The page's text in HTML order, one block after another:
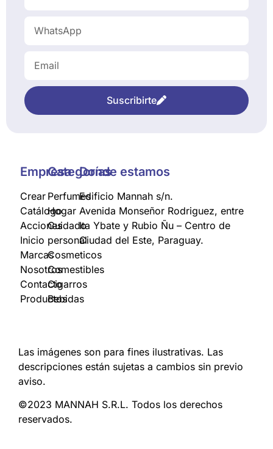
Suscribirte
Empresa
Crear
Catálogo
Acciones
Inicio
Marcas
Nosotros
Contacto
Productos
Categorías
Perfumes
Hogar
Cuidado
personal
Cosmeticos
Comestibles
Cigarros
Bebidas
Donde estamos
Edificio Mannah s/n.
Avenida Monseñor Rodriguez, entre
Ita Ybate y Rubio Ñu – Centro de
Ciudad del Este, Paraguay.
Las imágenes son para fines ilustrativas. Las
descripciones están sujetas a cambios sin previo
aviso.
©2023 MANNAH S.R.L. Todos los derechos
reservados.